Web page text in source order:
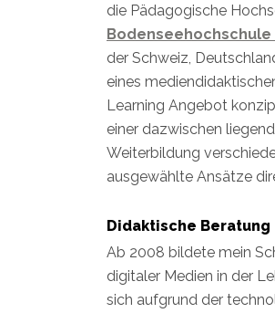
die Pädagogische
Bodenseehochschule
der Schweiz,
eines
Learning Angebot
einer dazwischen
Weiterbildung
ausgewählte Ansätze
Didaktische Beratung
Ab 2008 bildete mein
digitaler Medien in der
sich aufgrund der